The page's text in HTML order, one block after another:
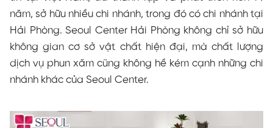
năm, sở hữu nhiều chi nhánh, trong đó có chi nhánh tại
Hải Phòng. Seoul Center Hải Phòng không chỉ sở hữu
không gian cơ sở vật chất hiện đại, mà chất lượng
dịch vụ phun xăm cũng không hề kém cạnh những chi
nhánh khác của Seoul Center.